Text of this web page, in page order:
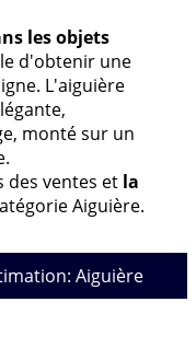
les objets
d'obtenir une
L'aiguière
monté sur un
des ventes et la
Aiguière.
Aiguière